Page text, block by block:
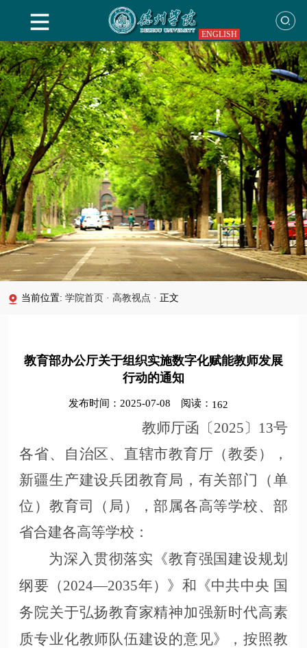
ENGLISH
当前位置:学院首页 · 高教视点 · 正文
教育部办公厅关于组织实施数字化赋能教师发展
行动的通知
发布时间：2025-07-08 阅读： 162
教师厅函〔2025〕13号
各省、自治区、直辖市教育厅（教委），
新疆生产建设兵团教育局，有关部门（单
位）教育司（局），部属各高等学校、部
省合建各高等学校：
为深入贯彻落实《教育强国建设规划
纲要（2024—2035年）》和《中共中央 国
务院关于弘扬教育家精神加强新时代高素
质专业化教师队伍建设的意见》，按照教